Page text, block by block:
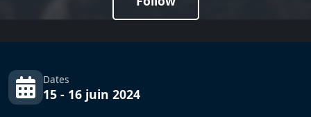
Dates
15 - 16 juin 2024